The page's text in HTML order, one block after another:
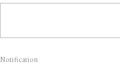
Notification